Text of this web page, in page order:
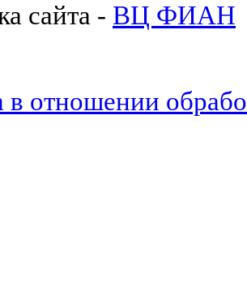
сайта - ВЦ ФИАН
в отношении